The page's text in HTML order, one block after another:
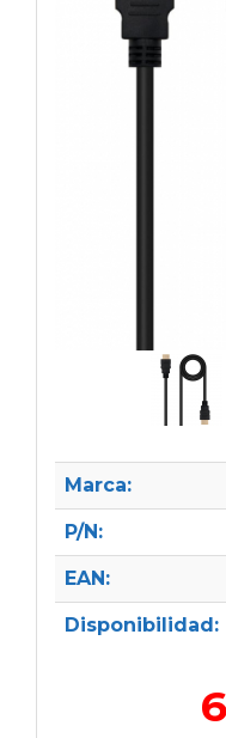
Marca:
P/N:
EAN:
Disponibilidad: